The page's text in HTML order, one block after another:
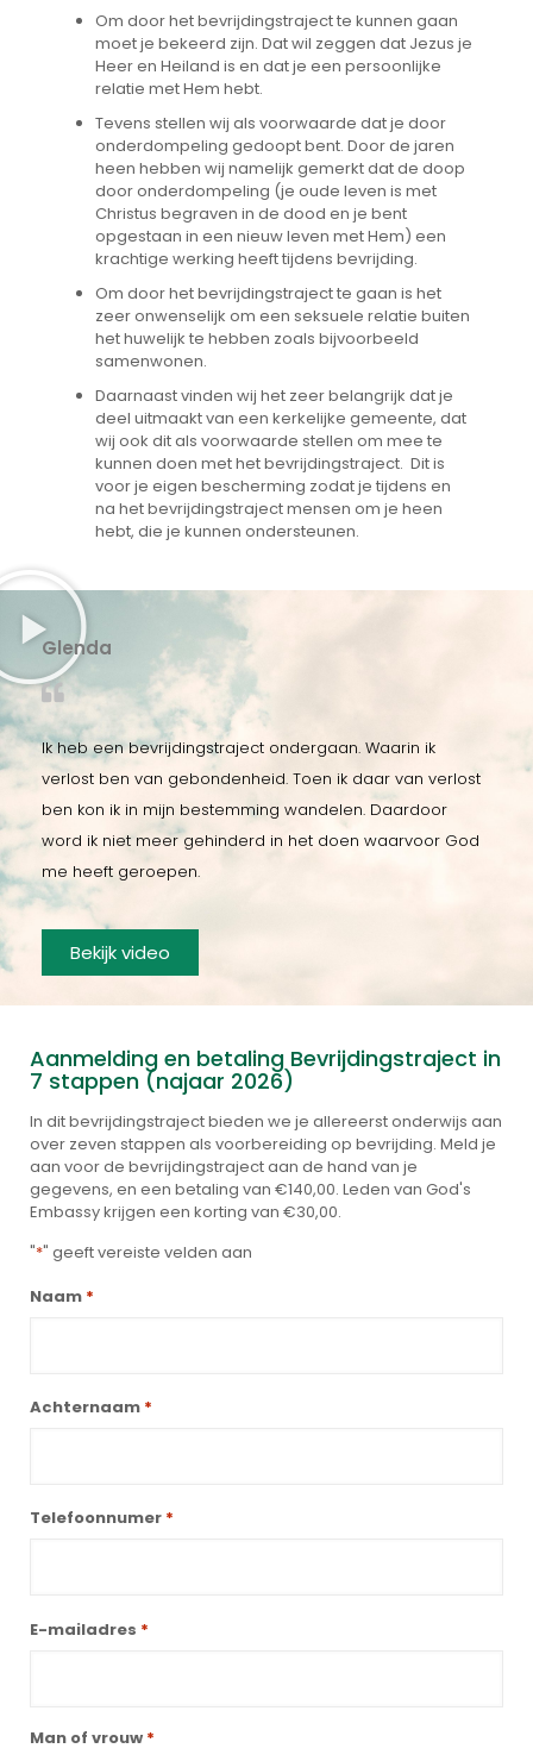
Om door het bevrijdingstraject te kunnen gaan
moet je bekeerd zijn. Dat wil zeggen dat Jezus je
Heer en Heiland is en dat je een persoonlijke
relatie met Hem hebt.
Tevens stellen wij als voorwaarde dat je door
onderdompeling gedoopt bent. Door de jaren
heen hebben wij namelijk gemerkt dat de doop
door onderdompeling (je oude leven is met
Christus begraven in de dood en je bent
opgestaan in een nieuw leven met Hem) een
krachtige werking heeft tijdens bevrijding.
Om door het bevrijdingstraject te gaan is het
zeer onwenselijk om een seksuele relatie buiten
het huwelijk te hebben zoals bijvoorbeeld
samenwonen.
Daarnaast vinden wij het zeer belangrijk dat je
deel uitmaakt van een kerkelijke gemeente, dat
wij ook dit als voorwaarde stellen om mee te
kunnen doen met het bevrijdingstraject. Dit is
voor je eigen bescherming zodat je tijdens en
na het bevrijdingstraject mensen om je heen
hebt, die je kunnen ondersteunen.
Glenda
Ik heb een bevrijdingstraject ondergaan. Waarin ik
verlost ben van gebondenheid. Toen ik daar van verlost
ben kon ik in mijn bestemming wandelen. Daardoor
word ik niet meer gehinderd in het doen waarvoor God
me heeft geroepen.
Bekijk video
Aanmelding en betaling Bevrijdingstraject in
7 stappen (najaar 2026)
In dit bevrijdingstraject bieden we je allereerst onderwijs aan
over zeven stappen als voorbereiding op bevrijding. Meld je
aan voor de bevrijdingstraject aan de hand van je
gegevens, en een betaling van €140,00. Leden van God's
Embassy krijgen een korting van €30,00.
"*" geeft vereiste velden aan
Naam *
Achternaam *
Telefoonnumer *
E-mailadres *
Man of vrouw *